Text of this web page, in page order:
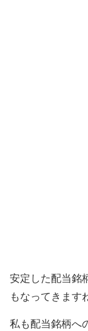
安定した配当銘
もなってきます
私も配当銘柄へ